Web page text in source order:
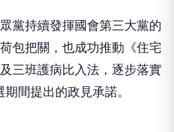
黨持續發揮國會第三大黨的
包把關，也成功推動《住宅
三班護病比入法，逐步落實
間提出的政見承諾。